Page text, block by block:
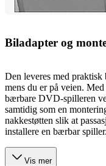
Biladapter og
Den leveres med
mens du er på veien.
bærbare DVD-spilleren
samtidig som en
nakkestøtten slik at
installere en bærbar spiller.
Vis mer